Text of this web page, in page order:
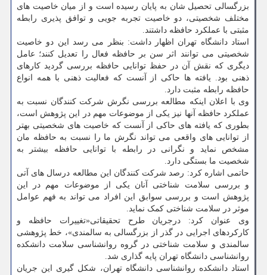
بزرگسالی تحصیل شان به پایان رسیده است و از میان خاصیت های
مختلف شخصیتی، دو خاصیت تجربه جویی و توافق پذیری رابطه
مثبتی با عملکرد حافظه داشتند.
استاد دانشگاه تهران اظهار داشت: بنظر می رسد این دو خاصیت
شخصیتی می توانند اثر سن بر حافظه فعال را تعدیل کنند؛ عامل
دیگری که نقش آن در حفظ توانایی حافظه بررسی گردید کارهای
ذهنی بود. یافته ها حاکی از آنست که فعالیت ذهنی با همه انواع
حافظه رابطه مثبت دارد.
وی با اعلان اینکه مطالعه بررسی نگرش شرکت کنندگان نسبت به
عملکرد حافظه آنها نیز یکی از موضوعات مهم در این پژوهش است،
بطوری که یافته های حاکی از آنست که خاصیت های شخصیتی بهتر
از توانایی های واقعی می تواند نگرش ما را نسبت به حافظه مان
مشخص نماید و نگرانی در رابطه با توانایی حافظه بیشتر به
شخصیت ما بستگی دارد.
حاتمی اشاره کرد: رصد شرکت کنندگان این مطالعه درسال های آتی
و بررسی سلامت شناختی آنان یکی از موضوعات مهم در این
پژوهش است و بررسی سوابق این افراد می تواند به فهم عوامل
موثر در سلامت شناختی کمک نماید.
وی عنوان کرد: درجریان طرح تحقیقاتی«تغییرات حافظه و
کارکردهای اجرایی در گذر از بزرگسالی به سالمندی»، خط پژوهشی
سالمندی و سلامت شناختی در گروه روانشناسی سلامت دانشکده
روانشناسی دانشگاه تهران پایه گذاری شد.
استاد دانشکده روانشناسی دانشگاه تهران، شکل گیری این جریان